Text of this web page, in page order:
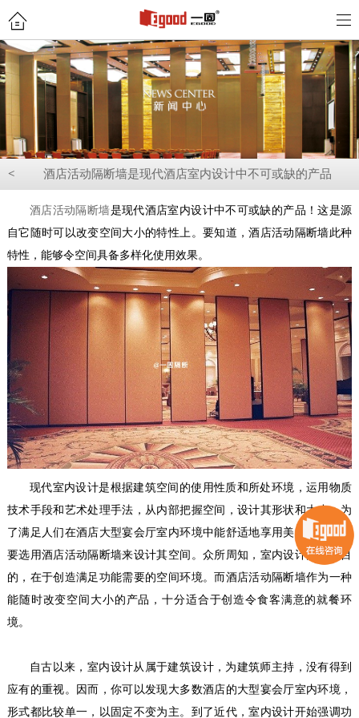
< 酒店活动隔断墙是现代酒店室内设计中不可或缺的产品
酒店活动隔断墙是现代酒店室内设计中不可或缺的产品！这是源
自它随时可以改变空间大小的特性上。要知道，酒店活动隔断墙此种
特性，能够令空间具备多样化使用效果。
现代室内设计是根据建筑空间的使用性质和所处环境，运用物质
技术手段和艺术处理手法，从内部把握空间，设计其形状和大小。为
了满足人们在酒店大型宴会厅室内环境中能舒适地享用美食，很要必
要选用酒店活动隔断墙来设计其空间。众所周知，室内设计的根本目
的，在于创造满足功能需要的空间环境。而酒店活动隔断墙作为一种
能随时改变空间大小的产品，十分适合于创造令食客满意的就餐环
境。
自古以来，室内设计从属于建筑设计，为建筑师主持，没有得到
应有的重视。因而，你可以发现大多数酒店的大型宴会厅室内环境，
形式都比较单一，以固定不变为主。到了近代，室内设计开始强调功